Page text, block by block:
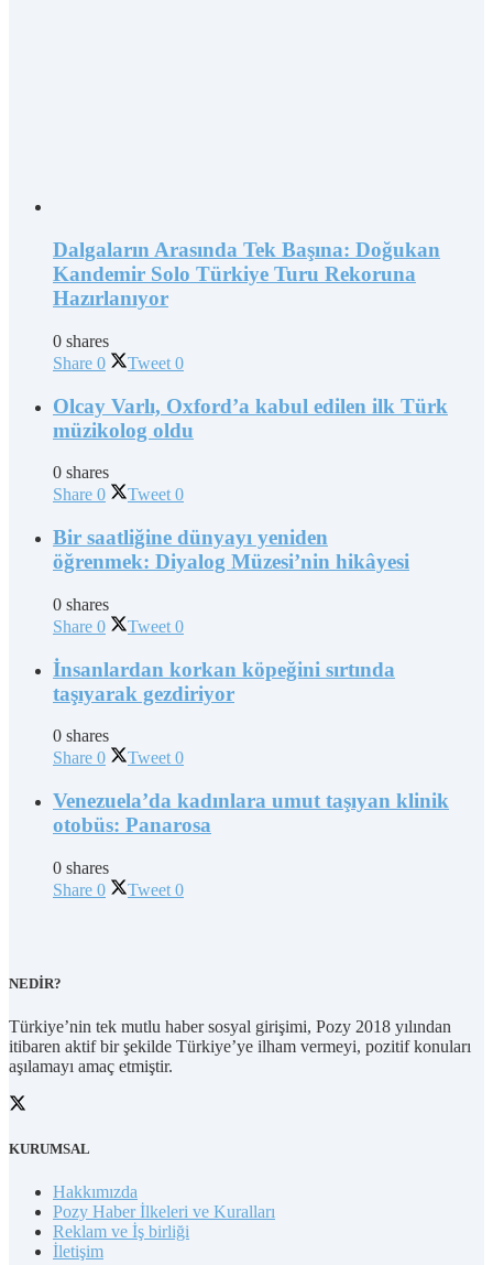
Dalgaların Arasında Tek Başına: Doğukan
Kandemir Solo Türkiye Turu Rekoruna
Hazırlanıyor
0 shares
Share 0 Tweet 0
Olcay Varlı, Oxford’a kabul edilen ilk Türk
müzikolog oldu
0 shares
Share 0 Tweet 0
Bir saatliğine dünyayı yeniden
öğrenmek: Diyalog Müzesi’nin hikâyesi
0 shares
Share 0 Tweet 0
İnsanlardan korkan köpeğini sırtında
taşıyarak gezdiriyor
0 shares
Share 0 Tweet 0
Venezuela’da kadınlara umut taşıyan klinik
otobüs: Panarosa
0 shares
Share 0 Tweet 0
NEDİR?
Türkiye’nin tek mutlu haber sosyal girişimi, Pozy 2018 yılından
itibaren aktif bir şekilde Türkiye’ye ilham vermeyi, pozitif konuları
aşılamayı amaç etmiştir.
KURUMSAL
Hakkımızda
Pozy Haber İlkeleri ve Kuralları
Reklam ve İş birliği
İletişim